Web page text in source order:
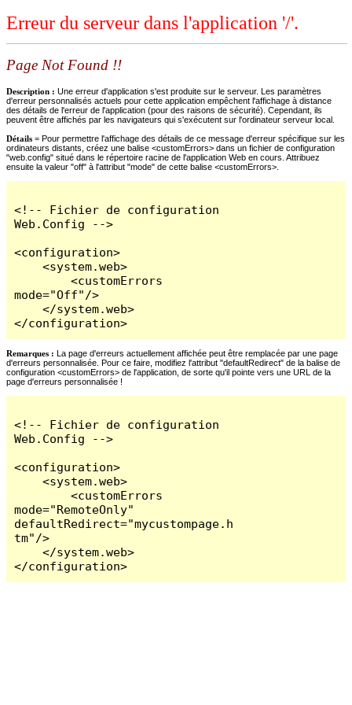
Erreur du serveur dans l'application '/'.
Page Not Found !!
Description : Une erreur d'application s'est produite sur le serveur. Les paramètres
d'erreur personnalisés actuels pour cette application empêchent l'affichage à distance
des détails de l'erreur de l'application (pour des raisons de sécurité). Cependant, ils
peuvent être affichés par les navigateurs qui s'exécutent sur l'ordinateur serveur local.
Détails = Pour permettre l'affichage des détails de ce message d'erreur spécifique sur les
ordinateurs distants, créez une balise <customErrors> dans un fichier de configuration
"web.config" situé dans le répertoire racine de l'application Web en cours. Attribuez
ensuite la valeur "off" à l'attribut "mode" de cette balise <customErrors>.
<!-- Fichier de configuration
Web.Config -->
<configuration>
    <system.web>
        <customErrors
mode="Off"/>
    </system.web>
</configuration>
Remarques : La page d'erreurs actuellement affichée peut être remplacée par une page
d'erreurs personnalisée. Pour ce faire, modifiez l'attribut "defaultRedirect" de la balise de
configuration <customErrors> de l'application, de sorte qu'il pointe vers une URL de la
page d'erreurs personnalisée !
<!-- Fichier de configuration
Web.Config -->
<configuration>
    <system.web>
        <customErrors
mode="RemoteOnly"
defaultRedirect="mycustompage.h
tm"/>
    </system.web>
</configuration>